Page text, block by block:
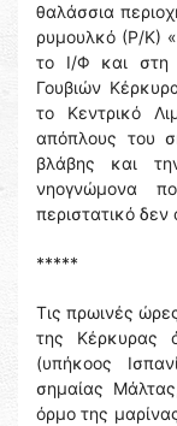
θαλάσσια
ρυμουλκό (Ρ/Κ)
το Ι/Φ και στη
Γουβιών
το Κεντρικό
απόπλους του
βλάβης και
νηογνώμονα
περιστατικό
*****
Τις πρωινές
της Κέρκυρας
(υπήκοος
σημαίας
όρμο της